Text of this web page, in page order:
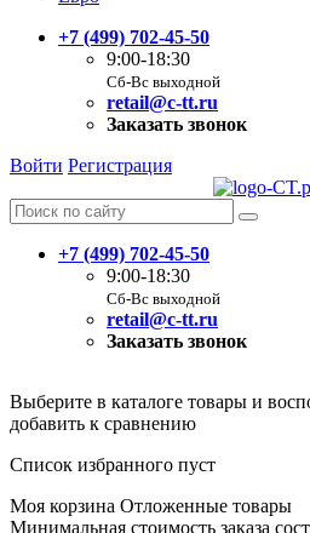
+7 (499) 702-45-50
9:00-18:30
Сб-Вс выходной
retail@c-tt.ru
Заказать звонок
Войти Регистрация
+7 (499) 702-45-50
9:00-18:30
Сб-Вс выходной
retail@c-tt.ru
Заказать звонок
Выберите в каталоге товары и
добавить к сравнению
Список избранного пуст
Моя корзина Отложенные товары
Минимальная стоимость заказа